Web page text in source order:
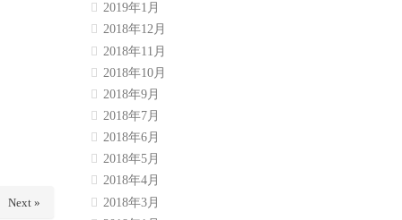
Next »
2019年1月
2018年12月
2018年11月
2018年10月
2018年9月
2018年7月
2018年6月
2018年5月
2018年4月
2018年3月